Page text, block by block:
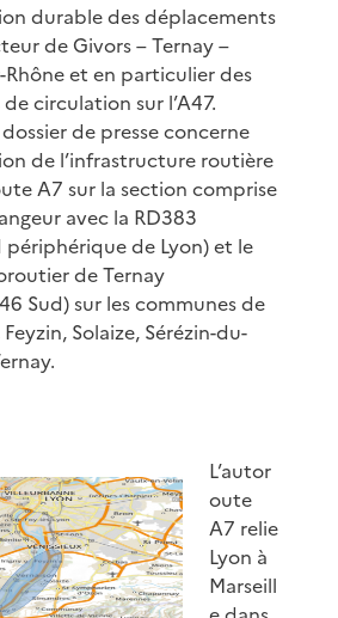
durable des déplacements
de Givors – Ternay –
Rhône et en particulier des
circulation sur l’A47.
de presse concerne
de l’infrastructure routière
A7 sur la section comprise
avec la RD383
de Lyon) et le
de Ternay
Sud) sur les communes de
Solaize, Sérézin-du-
L’autor
oute
A7 relie
Lyon à
Marseill